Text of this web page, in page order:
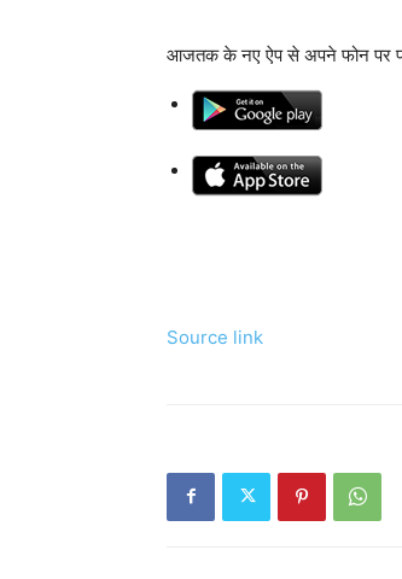
आजतक के नए ऐप से अपने फोन पर
Source link